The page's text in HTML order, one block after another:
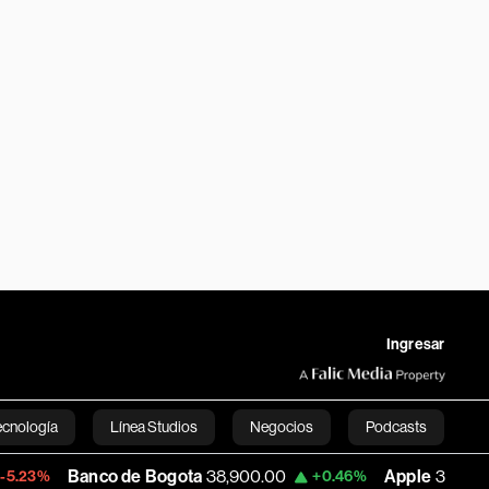
Ingresar
Línea Studios Negocios Podcasts
English
de Bogota 38,900.00 +0.46% Apple 312.53 +0.51%